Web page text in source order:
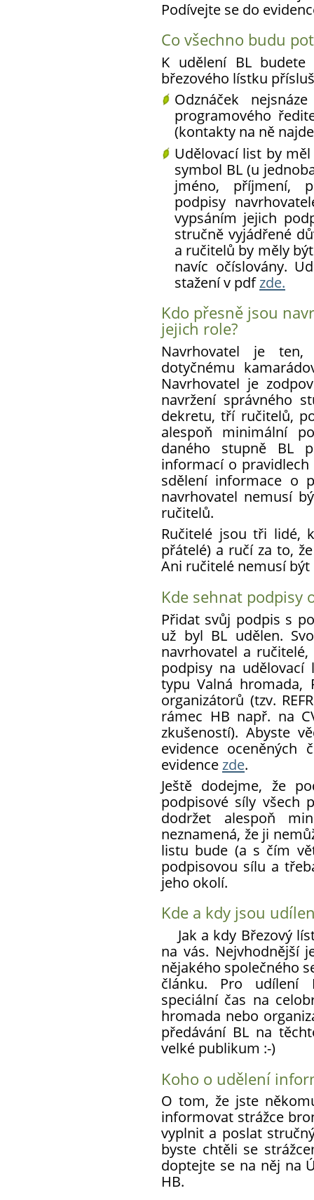
Podívejte se do
Co všechno budu
K udělení BL
březového lístku
Odznáček
programového
(kontakty na ně
Udělovací list by
symbol BL (u
jméno, příjmení,
podpisy
vypsáním jejich
stručně vyjádřené
a ručitelů by měly
navíc očíslovány.
stažení v pdfzde.
Kdo přesně jsou
jejich role?
Navrhovatel je
dotyčnému
Navrhovatel je
navržení správného
dekretu, tří ručitelů,
alespoň minimální
daného stupně BL
informací o
sdělení informace o
navrhovatel nemusí
ručitelů.
Ručitelé jsou tři lidé,
přátelé) a ručí za to,
Ani ručitelé nemusí být
Kde sehnat podpisy
Přidat svůj podpis s
už byl BL udělen.
navrhovatel a
podpisy na
typu Valná hromada,
organizátorů (tzv.
rámec HB např. na
zkušeností). Abyste
evidence oceněných
evidence zde.
Ještě dodejme, že
podpisové síly všech
dodržet alespoň
neznamená, že ji
listu bude (a s čím
podpisovou sílu a
jeho okolí.
Kde a kdy jsou
Jak a kdy Březový
na vás. Nejvhodnější
nějakého společného
článku. Pro udílení
speciální čas na
hromada nebo
předávání BL na
velké publikum :-)
Koho o udělení
O tom, že jste
informovat strážce
vyplnit a poslat
byste chtěli se
doptejte se na něj na
HB.